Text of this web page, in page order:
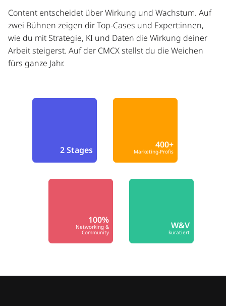
Content entscheidet über Wirkung und Wachstum. Auf
zwei Bühnen zeigen dir Top-Cases und Expert:innen,
wie du mit Strategie, KI und Daten die Wirkung deiner
Arbeit steigerst. Auf der CMCX stellst du die Weichen
fürs ganze Jahr.
2 Stages 400+
Marketing-Profis
100%
Networking &
Community
W&V
kuratiert